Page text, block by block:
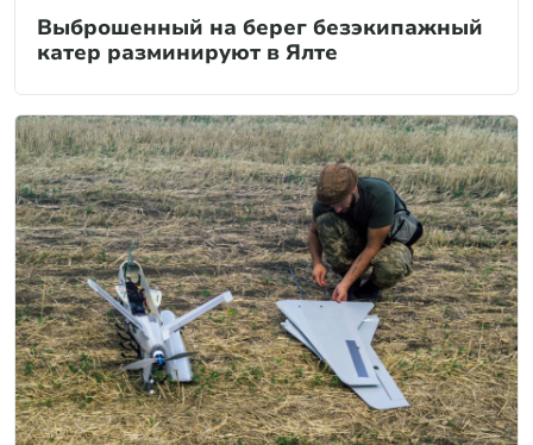
Выброшенный на берег безэкипажный
катер разминируют в Ялте